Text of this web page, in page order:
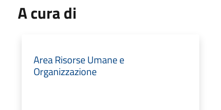
A cura di
Area Risorse Umane e
Organizzazione